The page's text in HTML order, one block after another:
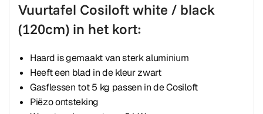
Vuurtafel Cosiloft white / black
(120cm) in het kort:
Haard is gemaakt van sterk aluminium
Heeft een blad in de kleur zwart
Gasflessen tot 5 kg passen in de Cosiloft
Piëzo ontsteking